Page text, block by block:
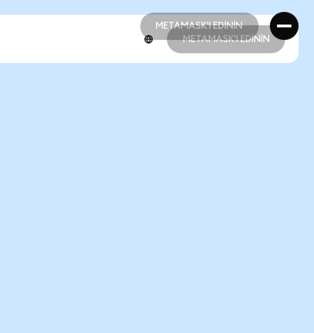
METAMASK'I EDİNİN
METAMASK'I EDİNİN
METAMASK'I EDİNİN